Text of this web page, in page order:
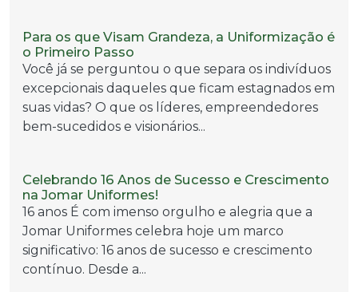
Para os que Visam Grandeza, a Uniformização é
o Primeiro Passo
Você já se perguntou o que separa os indivíduos
excepcionais daqueles que ficam estagnados em
suas vidas? O que os líderes, empreendedores
bem-sucedidos e visionários...
Celebrando 16 Anos de Sucesso e Crescimento
na Jomar Uniformes!
16 anos É com imenso orgulho e alegria que a
Jomar Uniformes celebra hoje um marco
significativo: 16 anos de sucesso e crescimento
contínuo. Desde a...